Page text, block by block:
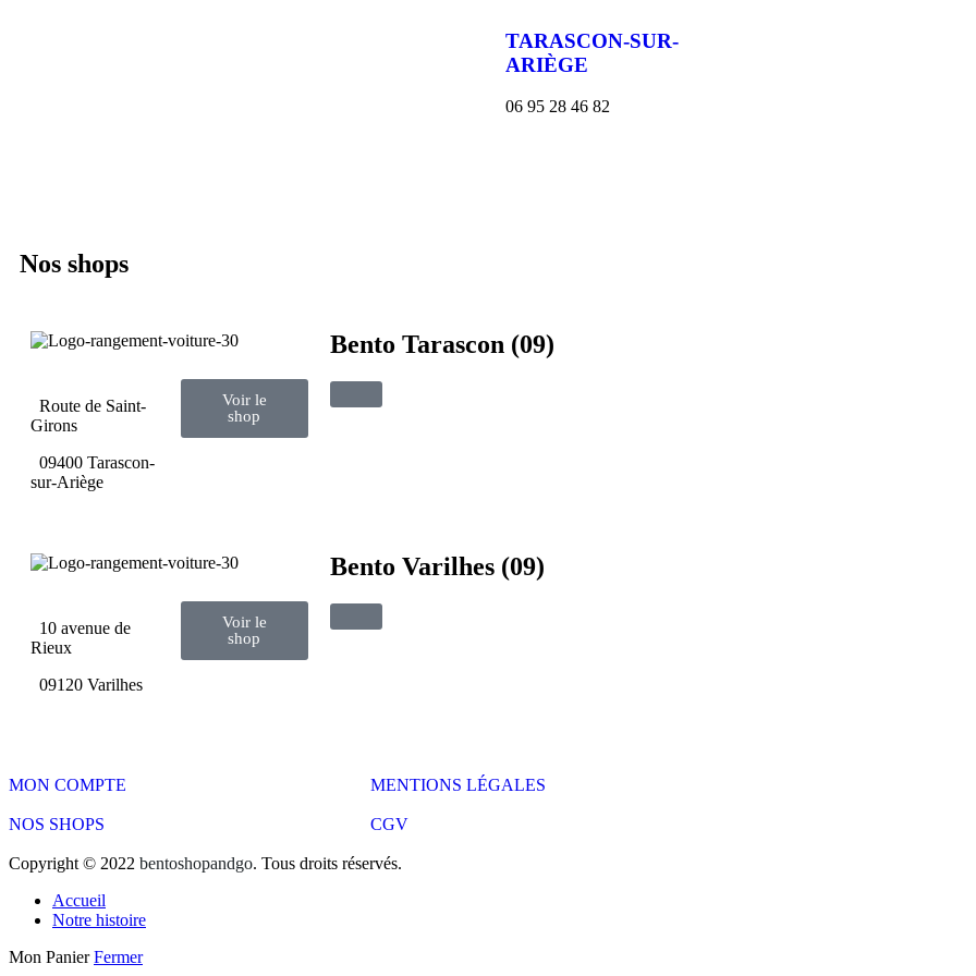
TARASCON-SUR-
ARIÈGE
06 95 28 46 82
Nos shops
Bento Tarascon (09)
Route de Saint-
Girons
09400 Tarascon-
sur-Ariège
Voir le
shop
Bento Varilhes (09)
10 avenue de
Rieux
09120 Varilhes
Voir le
shop
MON COMPTE
NOS SHOPS
MENTIONS LÉGALES
CGV
Copyright © 2022 bentoshopandgo. Tous droits réservés.
Accueil
Notre histoire
Mon Panier Fermer